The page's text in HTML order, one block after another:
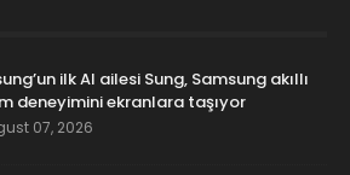
ilk AI ailesi Sung, Samsung akıllı
deneyimini ekranlara taşıyor
07, 2026